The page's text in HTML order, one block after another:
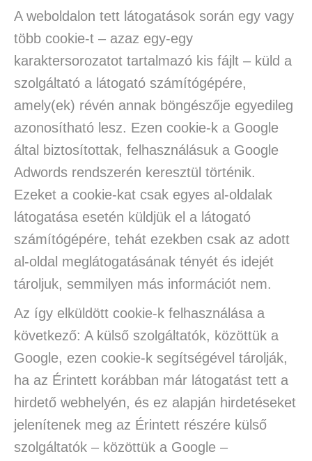
A weboldalon tett látogatások során egy vagy
több cookie-t – azaz egy-egy
karaktersorozatot tartalmazó kis fájlt – küld a
szolgáltató a látogató számítógépére,
amely(ek) révén annak böngészője egyedileg
azonosítható lesz. Ezen cookie-k a Google
által biztosítottak, felhasználásuk a Google
Adwords rendszerén keresztül történik.
Ezeket a cookie-kat csak egyes al-oldalak
látogatása esetén küldjük el a látogató
számítógépére, tehát ezekben csak az adott
al-oldal meglátogatásának tényét és idejét
tároljuk, semmilyen más információt nem.
Az így elküldött cookie-k felhasználása a
következő: A külső szolgáltatók, közöttük a
Google, ezen cookie-k segítségével tárolják,
ha az Érintett korábban már látogatást tett a
hirdető webhelyén, és ez alapján hirdetéseket
jelenítenek meg az Érintett részére külső
szolgáltatók – közöttük a Google –